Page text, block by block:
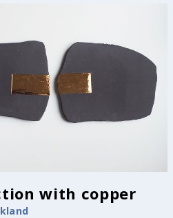
with copper